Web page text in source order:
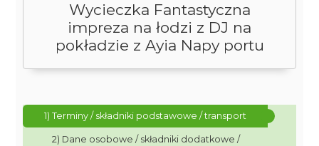
Wycieczka Fantastyczna
impreza na łodzi z DJ na
pokładzie z Ayia Napy portu
1) Terminy / składniki podstawowe / transport
2) Dane osobowe / składniki dodatkowe /